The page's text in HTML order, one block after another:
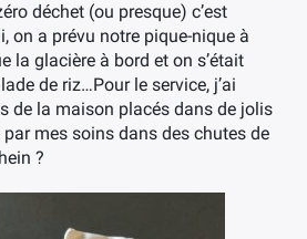
déchet (ou presque) c’est
on a prévu notre pique-nique à
la glacière à bord et on s’était
de riz…Pour le service, j’ai
de la maison placés dans de jolis
mes soins dans des chutes de
?